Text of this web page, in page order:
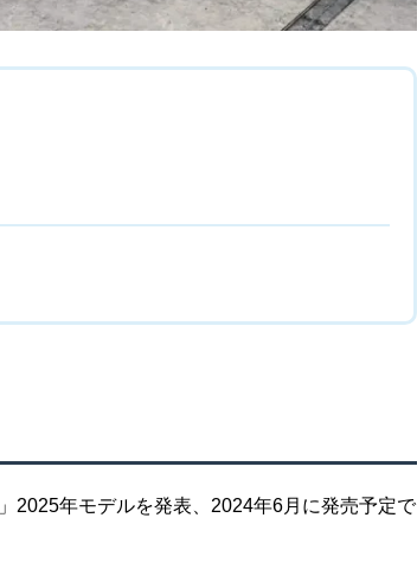
2025年モデルを発表、2024年6月に発売予定で